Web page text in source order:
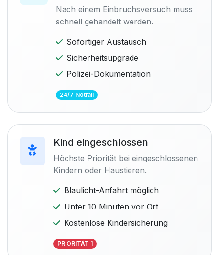
Nach einem Einbruchsversuch muss
schnell gehandelt werden.
Sofortiger Austausch
Sicherheitsupgrade
Polizei-Dokumentation
24/7 Notfall
Kind eingeschlossen
Höchste Priorität bei eingeschlossenen
Kindern oder Haustieren.
Blaulicht-Anfahrt möglich
Unter 10 Minuten vor Ort
Kostenlose Kindersicherung
PRIORITÄT 1